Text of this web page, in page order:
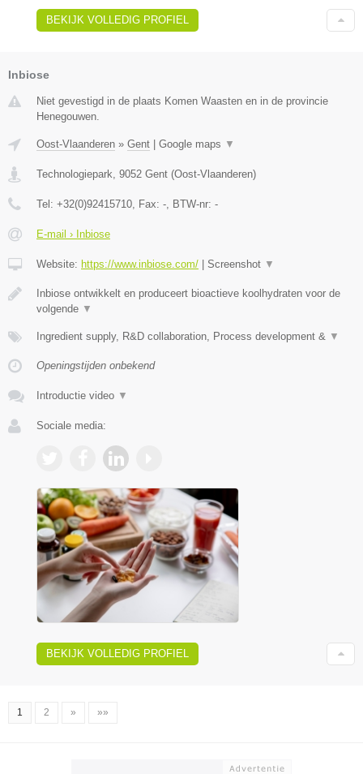
BEKIJK VOLLEDIG PROFIEL
Inbiose
Niet gevestigd in de plaats Komen Waasten en in de provincie
Henegouwen.
Oost-Vlaanderen » Gent Google maps ▼
Technologiepark 9052 Gent (Oost-Vlaanderen)
Tel: +32(0)92415710 , Fax: - , BTW-nr: -
E-mail › Inbiose
Website: https://www.inbiose.com/ Screenshot ▼
Inbiose ontwikkelt en produceert bioactieve koolhydraten voor de
volgende ▼
Ingredient supply, R&D collaboration, Process development & ▼
Openingstijden onbekend
Introductie video ▼
Sociale media:
BEKIJK VOLLEDIG PROFIEL
1 2 » »»